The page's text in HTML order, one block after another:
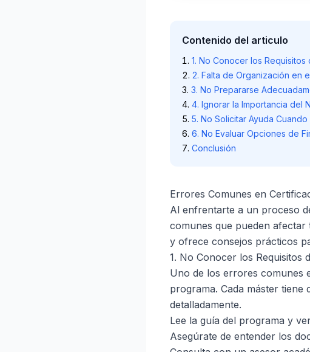
Contenido del articulo
1. No Conocer los
2. Falta de Organización en
3. No Prepararse
4. Ignorar la Importancia del
5. No Solicitar Ayuda
6. No Evaluar Opciones de
Conclusión
Errores Comunes en
Al enfrentarte a un proceso
comunes que pueden
y ofrece consejos prácticos
1. No Conocer los Requisitos
Uno de los errores comunes
programa. Cada máster
detalladamente.
Lee la guía del programa y
Asegúrate de entender los